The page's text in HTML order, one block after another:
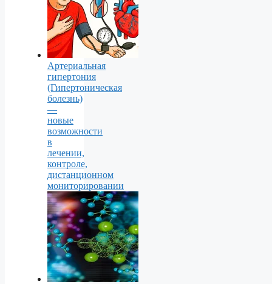
Артериальная
гипертония
(Гипертоническая
болезнь)
—
новые
возможности
в
лечении,
контроле,
дистанционном
мониторировании